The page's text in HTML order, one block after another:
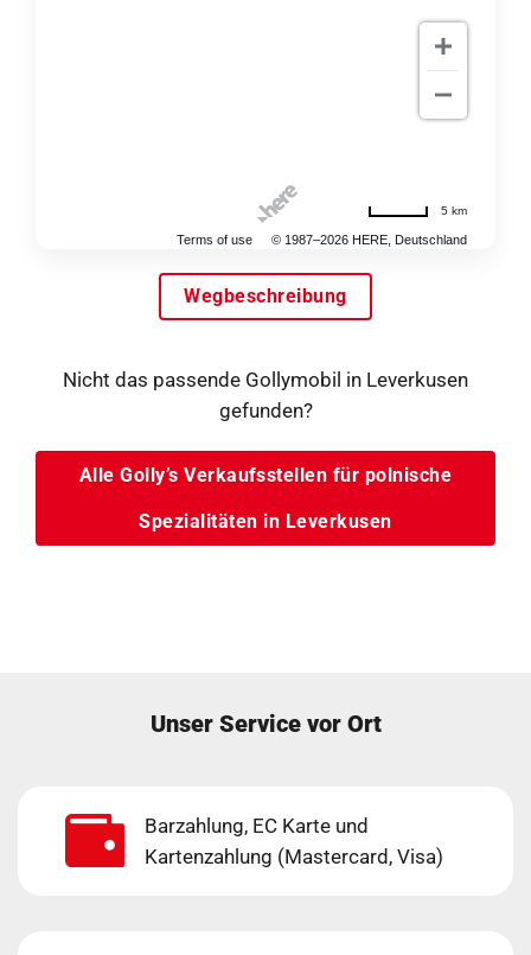
Terms of use © 1987–2026 HERE, Deutschland
5 km
Wegbeschreibung
Nicht das passende Gollymobil in Leverkusen
gefunden?
Alle Golly’s Verkaufsstellen für polnische
Spezialitäten in Leverkusen
Unser Service vor Ort
Barzahlung, EC Karte und
Kartenzahlung (Mastercard, Visa)